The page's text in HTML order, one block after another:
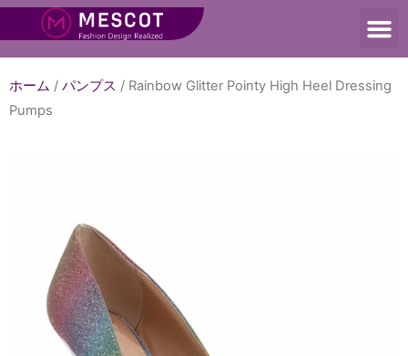
ホーム / パンプス / Rainbow Glitter Pointy High Heel Dressing
Pumps